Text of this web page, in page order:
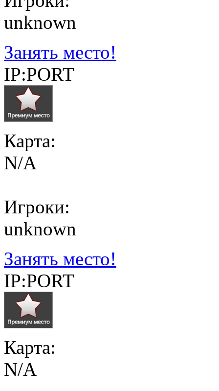
unknown
Занять место!
IP:PORT
Карта:
N/A
Игроки:
unknown
Занять место!
IP:PORT
Карта:
N/A